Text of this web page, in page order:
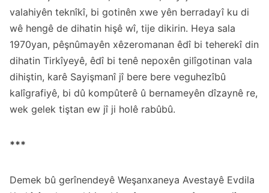
valahiyên teknîkî, bi gotinên xwe yên berradayî ku di
wê hengê de dihatin hişê wî, tije dikirin. Heya sala
1970yan, pêşnûmayên xêzeromanan êdî bi teherekî din
dihatin Tirkîyeyê, êdî bi tenê nepoxên gilîgotinan vala
dihiştin, karê Sayişmanî jî bere bere veguhezîbû
kalîgrafiyê, bi dû kompûterê û bernameyên dîzaynê re,
wek gelek tiştan ew jî ji holê rabûbû.
***
Demek bû gerînendeyê Weşanxaneya Avestayê Evdila